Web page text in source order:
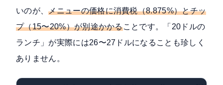
いのが、メニューの価格に消費税（8.875%）とチッ
プ（15〜20%）が別途かかることです。「20ドルの
ランチ」が実際には26〜27ドルになることも珍しく
ありません。